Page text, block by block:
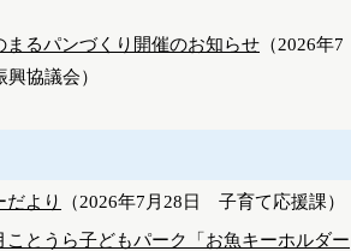
まるパンづくり開催のお知らせ （2026年7
興協議会）
だより （2026年7月28日 子育て応援課）
ことうら子どもパーク「お魚キーホルダー